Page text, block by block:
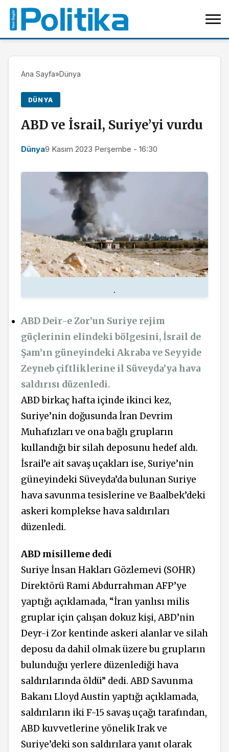
Ana Sayfa»Dünya
DÜNYA
ABD ve İsrail, Suriye’yi vurdu
Dünya9 Kasım 2023 Perşembe - 16:30
.
ABD Deir-e Zor’un Suriye rejim
güçlerinin elindeki bölgesini, İsrail de
Şam’ın güneyindeki Akraba ve Seyyide
Zeyneb çiftliklerine il Süveyda’ya hava
saldırısı düzenledi.
ABD birkaç hafta içinde ikinci kez,
Suriye’nin doğusunda İran Devrim
Muhafızları ve ona bağlı grupların
kullandığı bir silah deposunu hedef aldı.
İsrail’e ait savaş uçakları ise, Suriye’nin
güneyindeki Süveyda’da bulunan Suriye
hava savunma tesislerine ve Baalbek’deki
askeri komplekse hava saldırıları
düzenledi.
ABD misilleme dedi
Suriye İnsan Hakları Gözlemevi (SOHR)
Direktörü Rami Abdurrahman AFP’ye
yaptığı açıklamada, “İran yanlısı milis
gruplar için çalışan dokuz kişi, ABD’nin
Deyr-i Zor kentinde askeri alanlar ve silah
deposu da dahil olmak üzere bu grupların
bulunduğu yerlere düzenlediği hava
saldırılarında öldü” dedi. ABD Savunma
Bakanı Lloyd Austin yaptığı açıklamada,
saldırıların iki F-15 savaş uçağı tarafından,
ABD kuvvetlerine yönelik Irak ve
Suriye’deki son saldırılara yanıt olarak